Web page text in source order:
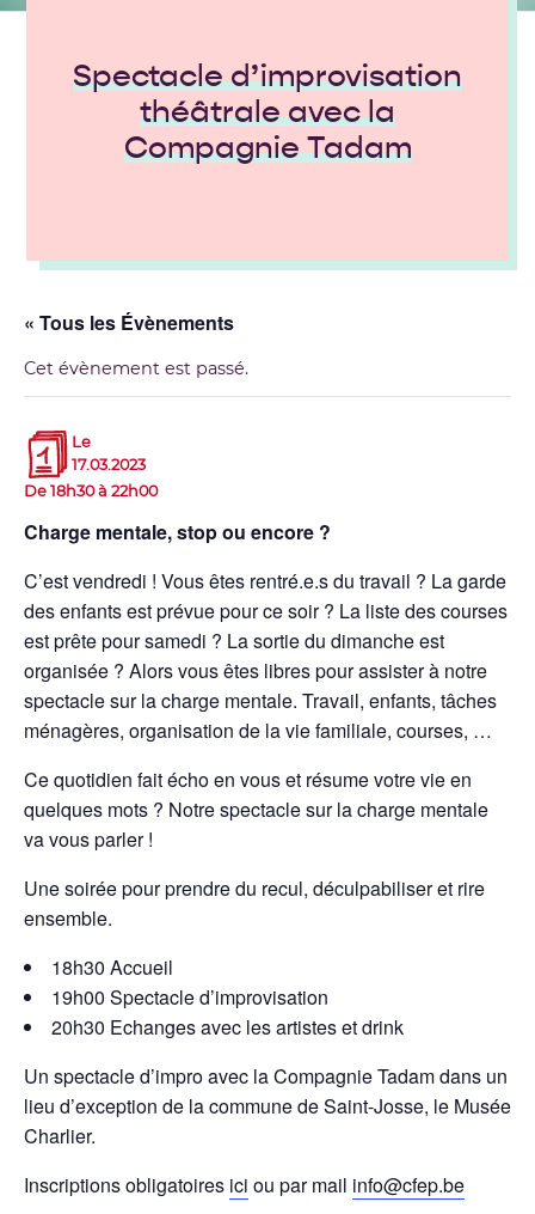
Spectacle d’improvisation
théâtrale avec la
Compagnie Tadam
« Tous les Évènements
Cet évènement est passé.
Le
17.03.2023
De 18h30 à 22h00
Charge mentale, stop ou encore ?
C’est vendredi ! Vous êtes rentré.e.s du travail ? La garde
des enfants est prévue pour ce soir ? La liste des courses
est prête pour samedi ? La sortie du dimanche est
organisée ? Alors vous êtes libres pour assister à notre
spectacle sur la charge mentale. Travail, enfants, tâches
ménagères, organisation de la vie familiale, courses, …
Ce quotidien fait écho en vous et résume votre vie en
quelques mots ? Notre spectacle sur la charge mentale
va vous parler !
Une soirée pour prendre du recul, déculpabiliser et rire
ensemble.
18h30 Accueil
19h00 Spectacle d’improvisation
20h30 Echanges avec les artistes et drink
Un spectacle d’impro avec la Compagnie Tadam dans un
lieu d’exception de la commune de Saint-Josse, le Musée
Charlier.
Inscriptions obligatoires ici ou par mail info@cfep.be